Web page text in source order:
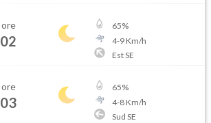
ore
02
65%
4-9Km/h
Est SE
ore
03
65%
4-8Km/h
Sud SE